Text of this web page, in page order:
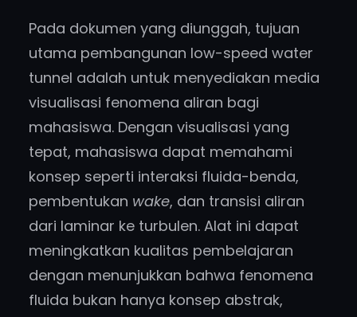
Pada dokumen yang diunggah, tujuan
utama pembangunan low-speed water
tunnel adalah untuk menyediakan media
visualisasi fenomena aliran bagi
mahasiswa. Dengan visualisasi yang
tepat, mahasiswa dapat memahami
konsep seperti interaksi fluida-benda,
pembentukan wake, dan transisi aliran
dari laminar ke turbulen. Alat ini dapat
meningkatkan kualitas pembelajaran
dengan menunjukkan bahwa fenomena
fluida bukan hanya konsep abstrak,